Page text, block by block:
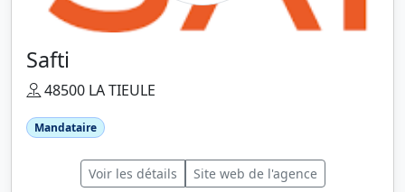
Safti
48500 LA TIEULE
Mandataire
Voir les détails Site web de l'agence